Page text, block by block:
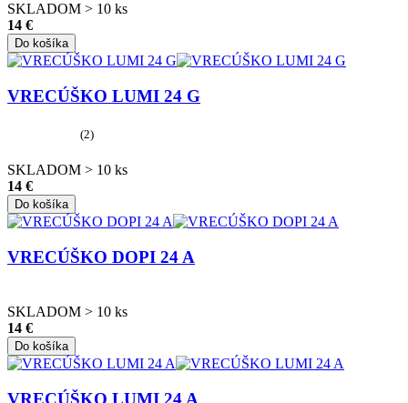
SKLADOM > 10 ks
14 €
Do košíka
VRECÚŠKO LUMI 24 G
(2)
SKLADOM > 10 ks
14 €
Do košíka
VRECÚŠKO DOPI 24 A
SKLADOM > 10 ks
14 €
Do košíka
VRECÚŠKO LUMI 24 A